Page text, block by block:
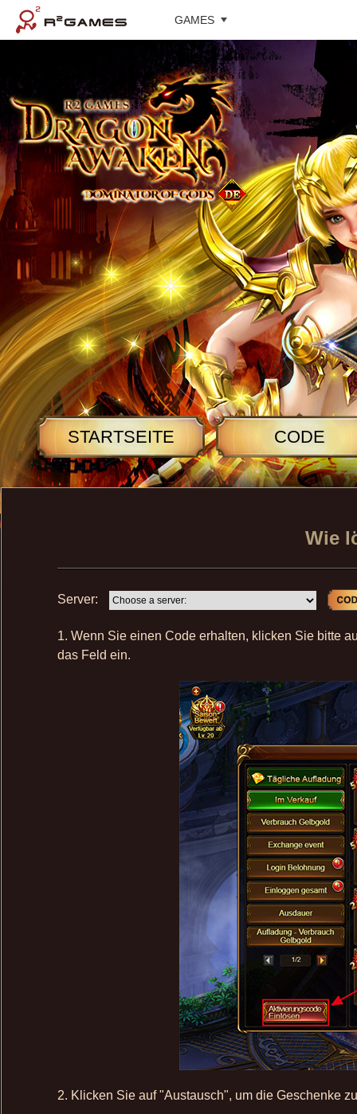
GAMES
STARTSEITE CODE
Wie
Server:
1. Wenn Sie einen Code erhalten, klicken Sie bitte
das Feld ein.
2. Klicken Sie auf "Austausch", um die Geschenke